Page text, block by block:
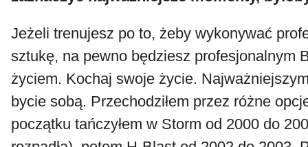
Jeżeli trenujesz po to, żeby wykonywać
sztukę, na pewno będziesz profesjonalnym
życiem. Kochaj swoje życie.
bycie sobą. Przechodziłem przez różne
początku tańczyłem w Storm od 2000 do